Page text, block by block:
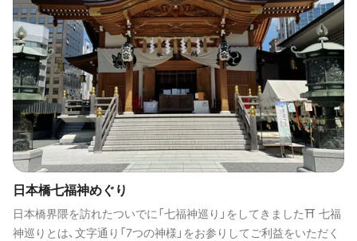
日本橋七福神めぐり
日本橋界隈を訪れたついでに「七福神巡り」をしてきました⛩ 七福
神巡りとは、文字通り「7つの神様」をお参りしてご利益をいただく